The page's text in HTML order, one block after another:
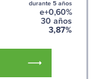
durante 5 años
e+0,60%
30 años
3,87%